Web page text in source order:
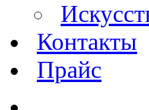
Контакты
Прайс